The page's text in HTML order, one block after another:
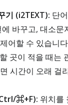
기 (i2TEXT): 단
바꾸고, 대소문
어할 수 있습니
곳이 적을 때는
시간이 오래 걸
⌘+F): 위치를